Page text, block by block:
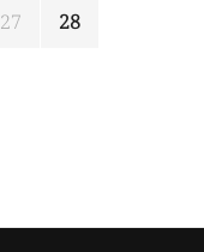
27
28